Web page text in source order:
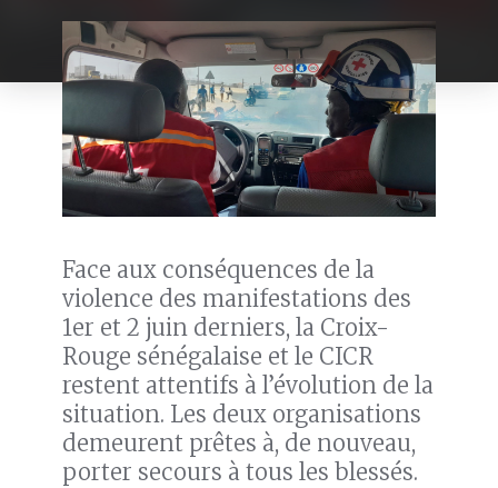
Face aux conséquences de la
violence des manifestations des
1er et 2 juin derniers, la Croix-
Rouge sénégalaise et le CICR
restent attentifs à l’évolution de la
situation. Les deux organisations
demeurent prêtes à, de nouveau,
porter secours à tous les blessés.